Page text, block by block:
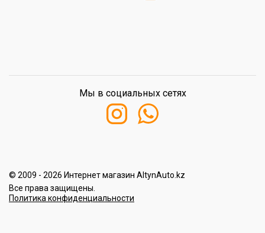
© 2009 - 2026 Интернет магазин AltynAuto.kz
Все права защищены.
Политика конфиденциальности
Мы в социальных сетях